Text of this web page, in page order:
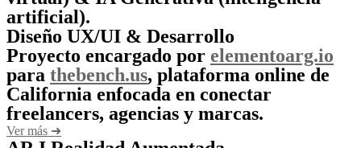
artificial).
Diseño UX/UI & Desarrollo
Proyecto encargado por elementoarg.io
para thebench.us, plataforma online de
California enfocada en conectar
freelancers, agencias y marcas.
Ver más ➜